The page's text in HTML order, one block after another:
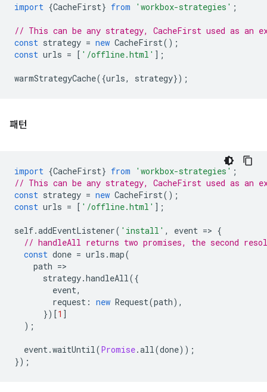
import {CacheFirst} from 'workbox-strategies' ;
// This can be any strategy, CacheFirst used as an
const strategy = new CacheFirst();
const urls = [ '/offline.html' ];
warmStrategyCache({urls, strategy});
패턴
import {CacheFirst} from 'workbox-strategies' ;
// This can be any strategy, CacheFirst used as an
const strategy = new CacheFirst();
const urls = [ '/offline.html' ];
self.addEventListener( 'install' , event => {
// handleAll returns two promises, the second
const done = urls .map(
path =
strategy.handleAll({
event,
request : new Request(path),
})[1 ]
);
event.waitUntil(Promise.all(done));
});